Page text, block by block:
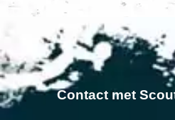
Contact met